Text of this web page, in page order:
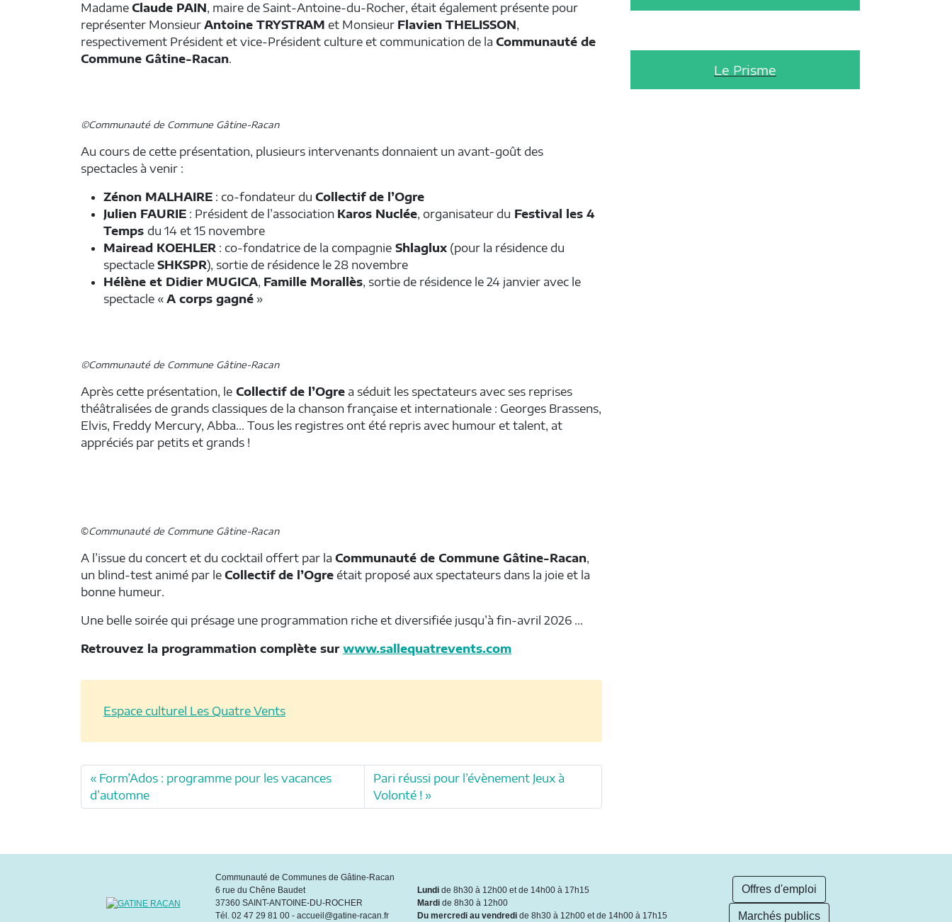
Madame Claude PAIN, maire de Saint-Antoine-du-Rocher, était également présente pour
représenter Monsieur Antoine TRYSTRAM et Monsieur Flavien THELISSON,
respectivement Président et vice-Président culture et communication de la Communauté de
Commune Gâtine-Racan.
©Communauté de Commune Gâtine-Racan
Au cours de cette présentation, plusieurs intervenants donnaient un avant-goût des
spectacles à venir :
Zénon MALHAIRE : co-fondateur du Collectif de l’Ogre
Julien FAURIE : Président de l’association Karos Nuclée, organisateur du Festival les 4
Temps du 14 et 15 novembre
Mairead KOEHLER : co-fondatrice de la compagnie Shlaglux (pour la résidence du
spectacle SHKSPR), sortie de résidence le 28 novembre
Hélène et Didier MUGICA, Famille Morallès, sortie de résidence le 24 janvier avec le
spectacle « A corps gagné »
compagnie Shlaglux
©Communauté de Commune Gâtine-Racan
Après cette présentation, le Collectif de l’Ogre a séduit les spectateurs avec ses reprises
théâtralisées de grands classiques de la chanson française et internationale : Georges Brassens,
Elvis, Freddy Mercury, Abba… Tous les registres ont été repris avec humour et talent, at
appréciés par petits et grands !
©Communauté de Commune Gâtine-Racan
A l’issue du concert et du cocktail offert par la Communauté de Commune Gâtine-Racan,
un blind-test animé par le Collectif de l’Ogre était proposé aux spectateurs dans la joie et la
bonne humeur.
Une belle soirée qui présage une programmation riche et diversifiée jusqu’à fin-avril 2026 …
Retrouvez la programmation complète sur www.sallequatrevents.com
Espace culturel Les Quatre Vents
Form’Ados : programme pour les vacances
d’automne
Pari réussi pour l’évènement Jeux à
Volonté !
Le Prisme
Communauté de Communes de Gâtine-Racan
6 rue du Chêne Baudet
37360 SAINT-ANTOINE-DU-ROCHER
Tél. 02 47 29 81 00 - accueil@gatine-racan.fr
Lundi de 8h30 à 12h00 et de 14h00 à 17h15
Mardi de 8h30 à 12h00
Du mercredi au vendredi de 8h30 à 12h00 et de 14h00 à 17h15
Offres d'emploi
Marchés publics